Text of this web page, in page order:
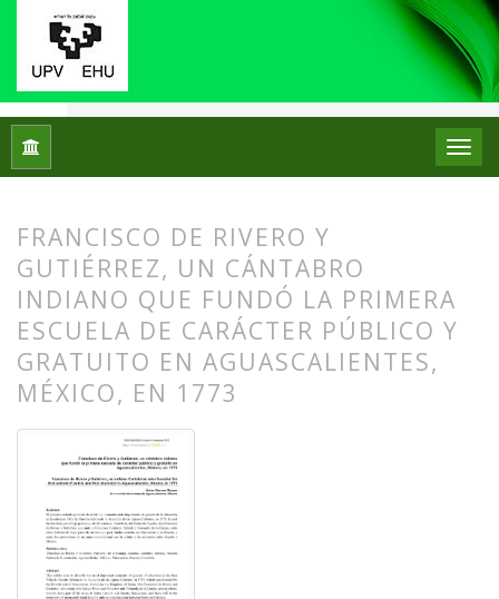
Inicio
FRANCISCO DE RIVERO Y
GUTIÉRREZ, UN CÁNTABRO
INDIANO QUE FUNDÓ LA PRIMERA
ESCUELA DE CARÁCTER PÚBLICO Y
GRATUITO EN AGUASCALIENTES,
MÉXICO, EN 1773